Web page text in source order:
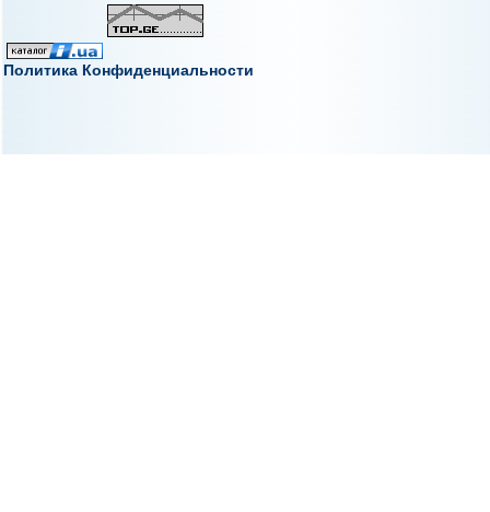
Политика Конфиденциальности